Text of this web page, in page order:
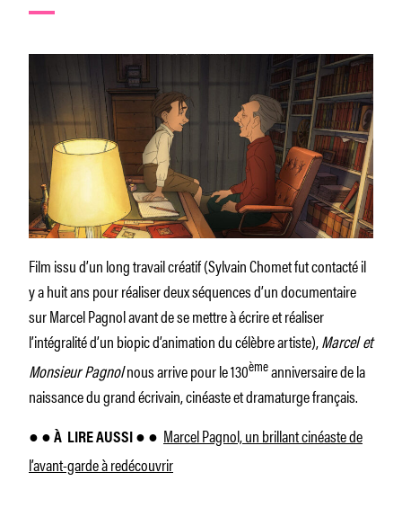
Film issu d’un long travail créatif (Sylvain Chomet fut contacté il
y a huit ans pour réaliser deux séquences d’un documentaire
sur Marcel Pagnol avant de se mettre à écrire et réaliser
l’intégralité d’un biopic d’animation du célèbre artiste),Marcel et
Monsieur Pagnolnous arrive pour le 130èmeanniversaire de la
naissance du grand écrivain, cinéaste et dramaturge français.
● ● À LIRE AUSSI ● ● Marcel Pagnol, un brillant cinéaste de
l’avant-garde à redécouvrir